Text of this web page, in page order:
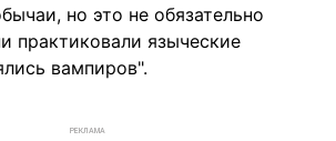
но это не обязательно
практиковали языческие
вампиров".
РЕКЛАМА